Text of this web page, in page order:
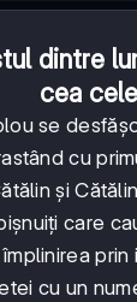
dintre
cea
se
cu
și
care
prin
cu un